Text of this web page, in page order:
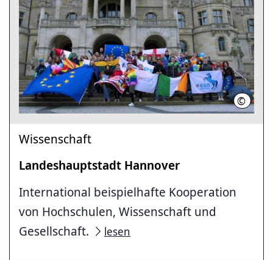
© LHH
Wissenschaft
Landeshauptstadt Hannover
International beispielhafte Kooperation
von Hochschulen, Wissenschaft und
Gesellschaft.
lesen